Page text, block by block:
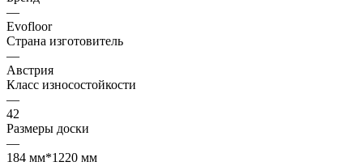
—
Evofloor
Страна изготовитель
—
Австрия
Класс износостойкости
—
42
Размеры доски
—
184 мм*1220 мм